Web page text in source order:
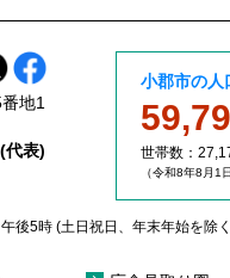
地1
(代表)
小郡市の人
世帯数：
（令和8年8 月1
後5時 (土日祝日、年末年始を除